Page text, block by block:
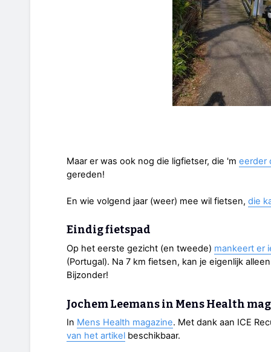
Maar er was ook nog die ligfietser, die 'm eerder
gereden!
En wie volgend jaar (weer) mee wil fietsen, die
Eindig fietspad
Op het eerste gezicht (en tweede) mankeert er
(Portugal). Na 7 km fietsen, kan je eigenlijk
Bijzonder!
Jochem Leemans in Mens Health
In Mens Health magazine. Met dank aan ICE
van het artikel beschikbaar.